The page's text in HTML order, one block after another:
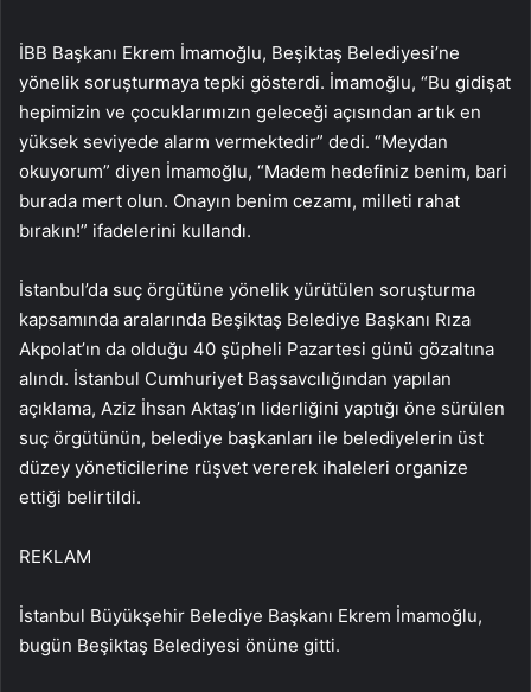
İBB Başkanı Ekrem İmamoğlu, Beşiktaş Belediyesi’ne
yönelik soruşturmaya tepki gösterdi. İmamoğlu, “Bu gidişat
hepimizin ve çocuklarımızın geleceği açısından artık en
yüksek seviyede alarm vermektedir” dedi. “Meydan
okuyorum” diyen İmamoğlu, “Madem hedefiniz benim, bari
burada mert olun. Onayın benim cezamı, milleti rahat
bırakın!” ifadelerini kullandı.
İstanbul’da suç örgütüne yönelik yürütülen soruşturma
kapsamında aralarında Beşiktaş Belediye Başkanı Rıza
Akpolat’ın da olduğu 40 şüpheli Pazartesi günü gözaltına
alındı. İstanbul Cumhuriyet Başsavcılığından yapılan
açıklama, Aziz İhsan Aktaş’ın liderliğini yaptığı öne sürülen
suç örgütünün, belediye başkanları ile belediyelerin üst
düzey yöneticilerine rüşvet vererek ihaleleri organize
ettiği belirtildi.
REKLAM
İstanbul Büyükşehir Belediye Başkanı Ekrem İmamoğlu,
bugün Beşiktaş Belediyesi önüne gitti.